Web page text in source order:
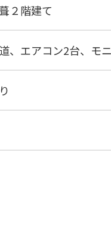
２階建て
、エアコン2台、モ